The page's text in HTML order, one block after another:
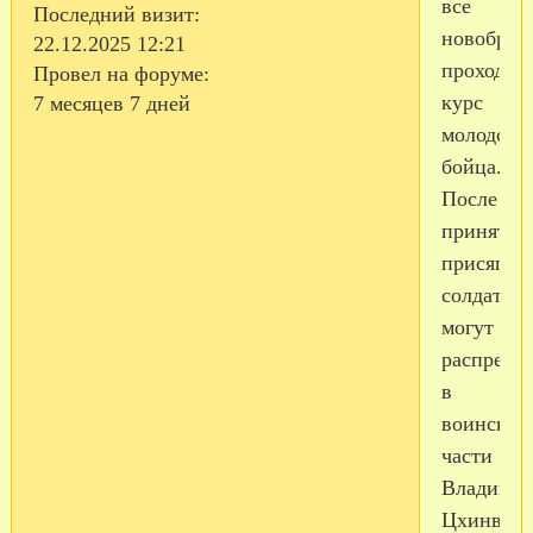
Последний визит:
22.12.2025 12:21
Провел на форуме:
7 месяцев 7 дней
все
проходят
курс
молодого
бойца.
После
принятия
присяги
солдат
могут
в
воинские
части
Цхинвала